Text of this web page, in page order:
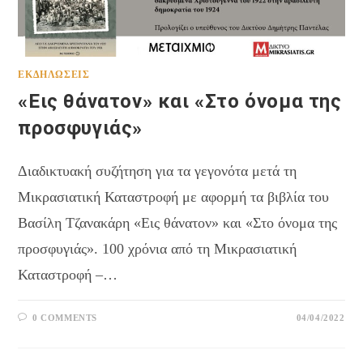
ΕΚΔΗΛΏΣΕΙΣ
«Εις θάνατον» και «Στο όνομα της
προσφυγιάς»
Διαδικτυακή συζήτηση για τα γεγονότα μετά τη
Μικρασιατική Καταστροφή με αφορμή τα βιβλία του
Βασίλη Τζανακάρη «Εις θάνατον» και «Στο όνομα της
προσφυγιάς». 100 χρόνια από τη Μικρασιατική
Καταστροφή –…
0 COMMENTS 04/04/2022